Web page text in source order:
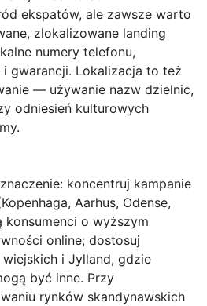
ekspatów, ale zawsze warto
zlokalizowane landing
numery telefonu,
gwarancji. Lokalizacja to też
— używanie nazw dzielnic,
odniesień kulturowych
koncentruj kampanie
Aarhus, Odense,
o wyższym
online; dostosuj
i Jylland, gdzie
być inne. Przy
rynków skandynawskich